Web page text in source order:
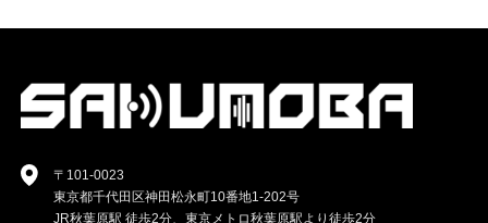
〒101-0023
東京都千代田区神田松永町10番地1-202号
JR秋葉原駅 徒歩2分、東京メトロ秋葉原駅より徒歩2分